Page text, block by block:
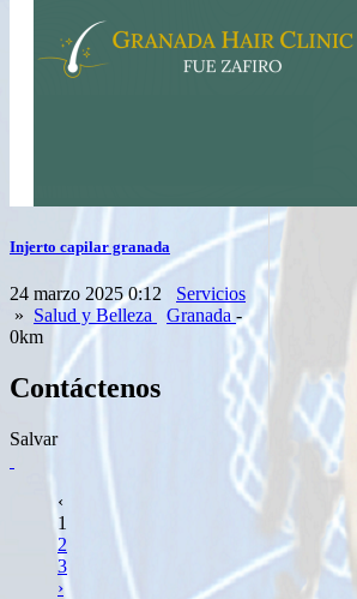
Injerto capilar granada
24 marzo 2025 0:12
Servicios
» Salud y Belleza Granada -
0km
Contáctenos
Salvar
‹
1
2
3
›